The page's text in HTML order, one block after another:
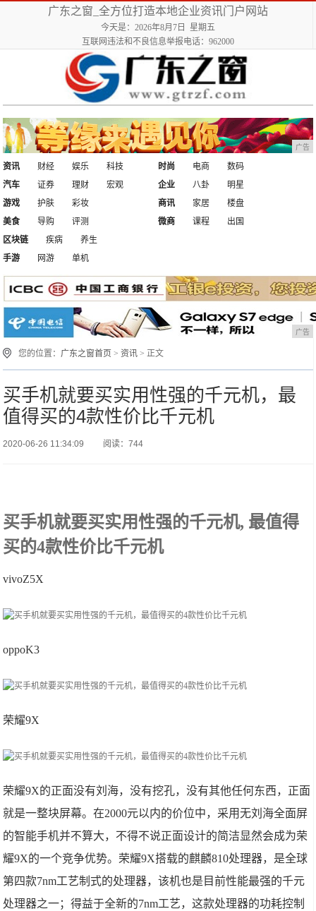
广东之窗_全方位打造本地企业资讯门户网站
今天是：2026年8月7日 星期五
互联网违法和不良信息举报电话：962000
广告
资讯 财经 娱乐
科技
汽车
证券 理财 宏观
时尚 电商
数码
企业
八卦
明星
游戏
护肤
彩妆
美食
导购 评测
商讯 家居
楼盘
微商
课程
出国
区块链
疾病
养生
手游
网游 单机
广告
您的位置： 广东之窗首页 >资讯 > 正文
买手机就要买实用性强的千元机，最
值得买的4款性价比千元机
2020-06-26 11:34:09 阅读：744
买手机就要买实用性强的千元机, 最值得
买的4款性价比千元机
vivoZ5X
oppoK3
荣耀9X
荣耀9X的正面没有刘海，没有挖孔，没有其他任何东西，正面
就是一整块屏幕。在2000元以内的价位中，采用无刘海全面屏
的智能手机并不算大，不得不说正面设计的简洁显然会成为荣
耀9X的一个竞争优势。荣耀9X搭载的麒麟810处理器，是全球
第四款7nm工艺制式的处理器，该机也是目前性能最强的千元
处理器之一；得益于全新的7nm工艺，这款处理器的功耗控制